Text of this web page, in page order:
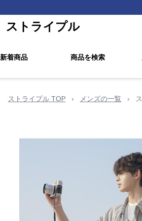
ストライプル
新着商品 商品を検索
ストライプル TOP › メンズの一覧 ›